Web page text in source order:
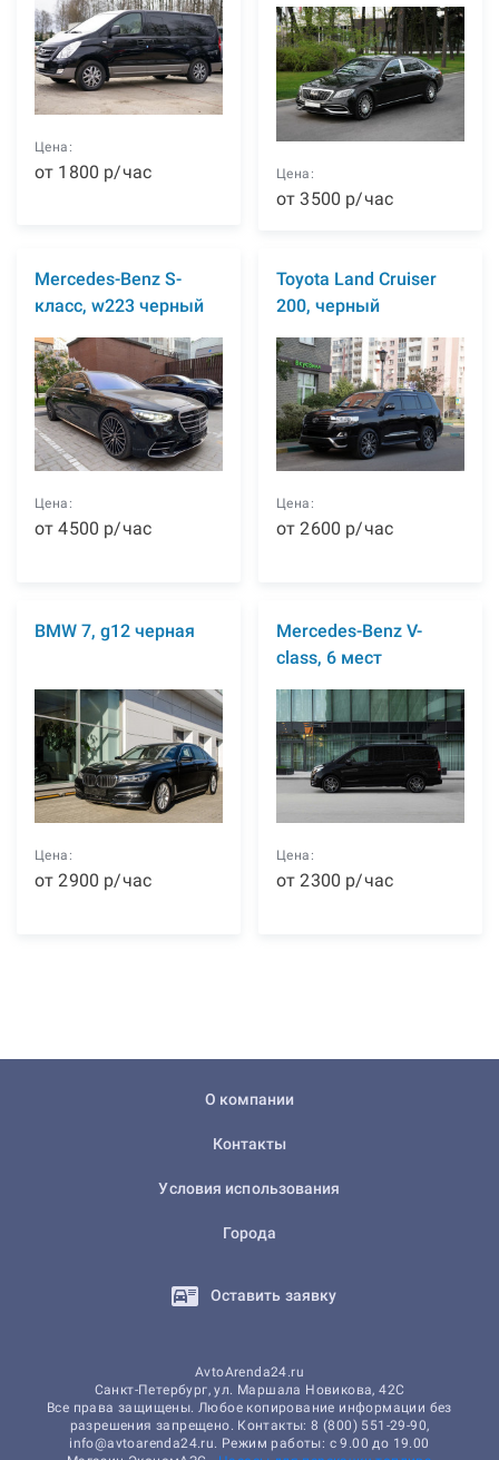
Цена:
от 1800 р/час Цена:
от3500 р/час
Mercedes-Benz S-
класс, w223 черный
Цена:
от4500 р/час
Toyota Land Cruiser
200, черный
Цена:
от2600 р/час
BMW 7, g12 черная
Цена:
от2900 р/час
Mercedes-Benz V-
class, 6 мест
Цена:
от2300 р/час
О компании
Контакты
Условия использования
Города
Оставить заявку
AvtoArenda24.ru
Санкт-Петербург, ул. Маршала Новикова, 42С
Все права защищены. Любое копирование информации без
разрешения запрещено. Контакты: 8 (800) 551-29-90,
info@avtoarenda24.ru. Режим работы: с 9.00 до 19.00